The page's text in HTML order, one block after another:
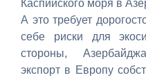
Каспийского моря в
А это требует
себе риски для
стороны,
экспорт в Европу